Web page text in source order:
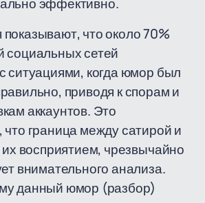
что около 70%
социальных сетей
ситуациями, когда юмор был
приводя к спорам и
аккаунтов. Это
что граница между сатирой и
восприятием, чрезвычайно
внимательного анализа.
данный юмор (разбор)